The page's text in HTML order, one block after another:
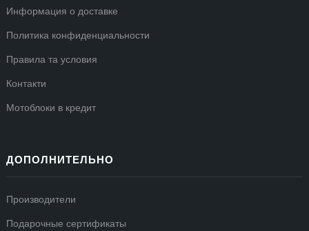
Информация о доставке
Политика конфиденциальности
Правила та условия
Контакти
Мотоблоки в кредит
ДОПОЛНИТЕЛЬНО
Производители
Подарочные сертификаты